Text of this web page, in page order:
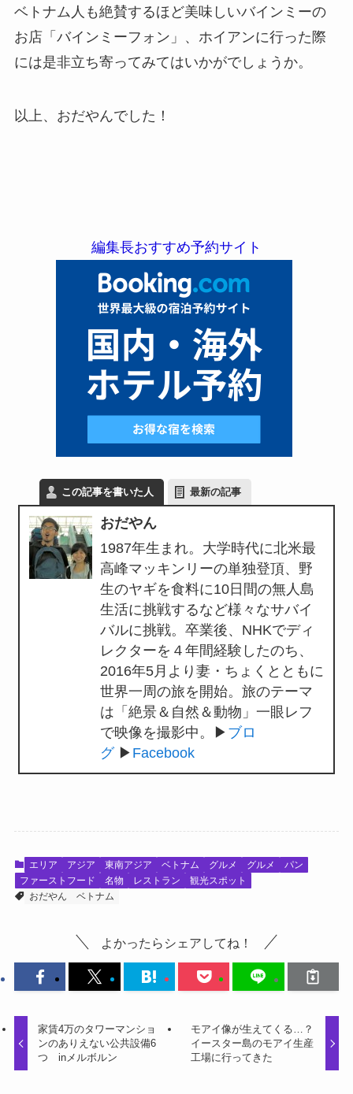
ベトナム人も絶賛するほど美味しいバインミーの
お店「バインミーフォン」、ホイアンに行った際
には是非立ち寄ってみてはいかがでしょうか。
以上、おだやんでした！
編集長おすすめ予約サイト
この記事を書いた人 最新の記事
おだやん
1987年生まれ。大学時代に北米最
高峰マッキンリーの単独登頂、野
生のヤギを食料に10日間の無人島
生活に挑戦するなど様々なサバイ
バルに挑戦。卒業後、NHKでディ
レクターを４年間経験したのち、
2016年5月より妻・ちょくとともに
世界一周の旅を開始。旅のテーマ
は「絶景＆自然＆動物」一眼レフ
で映像を撮影中。▶︎ ブロ
グ▶︎ Facebook
エリア アジア 東南アジア ベトナム グルメ グルメ
パン
ファーストフード
名物 レストラン
観光スポット
おだやん
ベトナム
よかったらシェアしてね！
家賃4万のタワーマンショ
ンのありえない公共設備6
つ inメルボルン
モアイ像が生えてくる…？
イースター島のモアイ生産
工場に行ってきた